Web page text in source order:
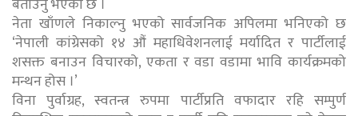
नेता खाँणले निकाल्नु भएको सार्वजनिक अपिलमा भनिएको छ
‘नेपाली कांग्रेसको १४ औं महाधिवेशनलाई मर्यादित र पार्टीलाई
शसक्त बनाउन विचारको, एकता र वडा वडामा भावि कार्यक्रमको
मन्थन होस ।’
विना पुर्वाग्रह, स्वतन्त्र रुपमा पार्टीप्रति वफादार रहि सम्पुर्ण